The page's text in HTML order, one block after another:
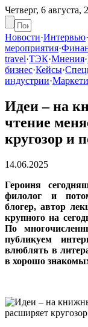
Четверг, 6 августа,
Новости·Интервью·
мероприятия·
travel·ТЭК·Мнения·
бизнес·Кейсы·
индустрии·
Идеи – на
чтение
кругозор и
14.06.2025
Героиня
филолог и
блогер, автор
крупного на
По
публикуем
влюблять в
в хорошо